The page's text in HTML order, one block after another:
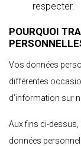
respecter.
POURQUOI
Vos données
différentes
d’information sur
Aux fins ci-
données